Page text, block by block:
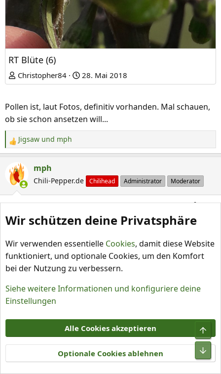
RT Blüte (6)
Christopher84 28. Mai 2018
Pollen ist, laut Fotos, definitiv vorhanden. Mal schauen,
ob sie schon ansetzen will...
R
e
a
k
i
n
n
:
Jigsaw und mph
mph
Chili-Pepper.de Chilihead Administrator Moderator
28. Mai 2018 #54
Bisher waren immer leichte Streifen in Lila auf der Blüte.
Christopher84
Addicted Chilihead
28. Mai 2018
Gutes Zeichen?
Ich bin echt gespannt, ob das längliche Beeren gibt...
mph
Chili-Pepper.de Chilihead Administrator Moderator
Wir schützen deine Privatsphäre
Wir verwenden essentielle Cookies, damit diese Website
funktioniert, und optionale Cookies, um den Komfort
bei der Nutzung zu verbessern.
Siehe weitere Informationen und konfiguriere deine
Einstellungen
Alle Cookies akzeptieren
Optionale Cookies ablehnen